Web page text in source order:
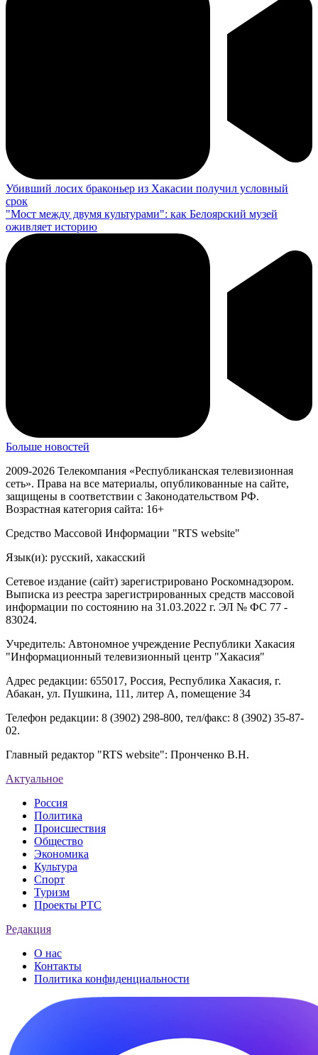
Убивший лосих браконьер из Хакасии получил условный
срок
"Мост между двумя культурами": как Белоярский музей
оживляет историю
Больше новостей
2009-2026 Телекомпания «Республиканская телевизионная
сеть». Права на все материалы, опубликованные на сайте,
защищены в соответствии с Законодательством РФ.
Возрастная категория сайта: 16+
Средство Массовой Информации "RTS website"
Язык(и): русский, хакасский
Сетевое издание (сайт) зарегистрировано Роскомнадзором.
Выписка из реестра зарегистрированных средств массовой
информации по состоянию на 31.03.2022 г. ЭЛ № ФС 77 -
83024.
Учредитель: Автономное учреждение Республики Хакасия
"Информационный телевизионный центр "Хакасия"
Адрес редакции: 655017, Россия, Республика Хакасия, г.
Абакан, ул. Пушкина, 111, литер А, помещение 34
Телефон редакции: 8 (3902) 298-800, тел/факс: 8 (3902) 35-87-
02.
Главный редактор "RTS website": Пронченко В.Н.
Актуальное
Россия
Политика
Происшествия
Общество
Экономика
Культура
Спорт
Туризм
Проекты РТС
Редакция
О нас
Контакты
Политика конфиденциальности